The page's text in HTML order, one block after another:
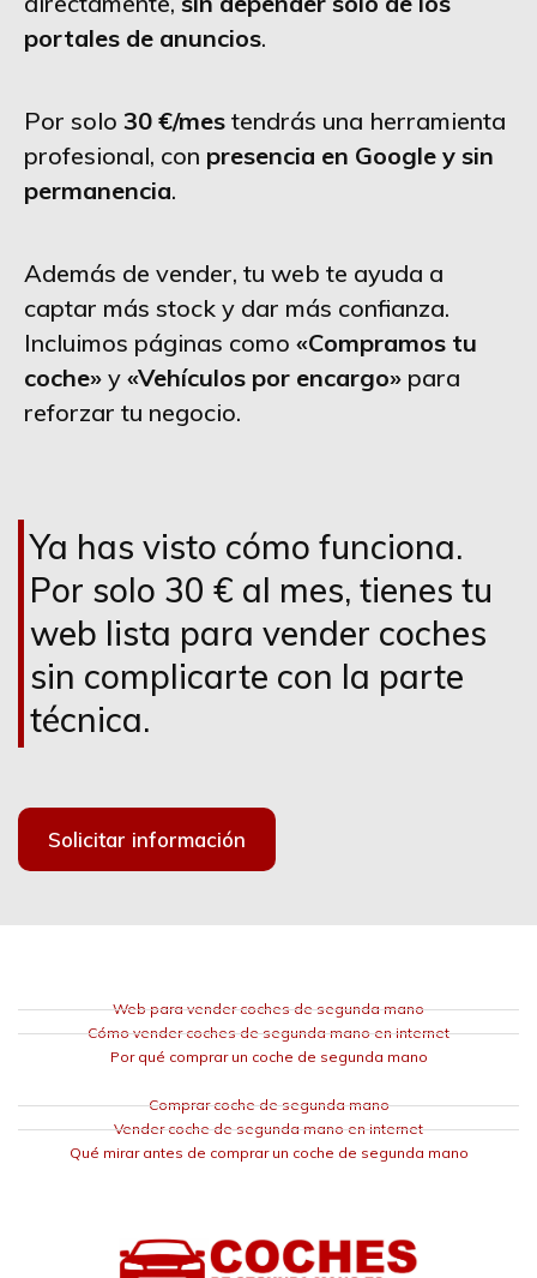
portales de anuncios.
Por solo 30 €/mes tendrás una herramienta
profesional, con presencia en Google y sin
permanencia.
Además de vender, tu web te ayuda a
captar más stock y dar más confianza.
Incluimos páginas como «Compramos tu
coche» y «Vehículos por encargo» para
reforzar tu negocio.
Ya has visto cómo funciona.
Por solo 30 € al mes, tienes tu
web lista para vender coches
sin complicarte con la parte
técnica.
Solicitar información
Web para vender coches de segunda mano
Cómo vender coches de segunda mano en internet
Por qué comprar un coche de segunda mano
Comprar coche de segunda mano
Vender coche de segunda mano en internet
Qué mirar antes de comprar un coche de segunda mano